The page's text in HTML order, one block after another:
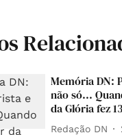
Memória DN:
não só...
da Glória fez
Redação DN